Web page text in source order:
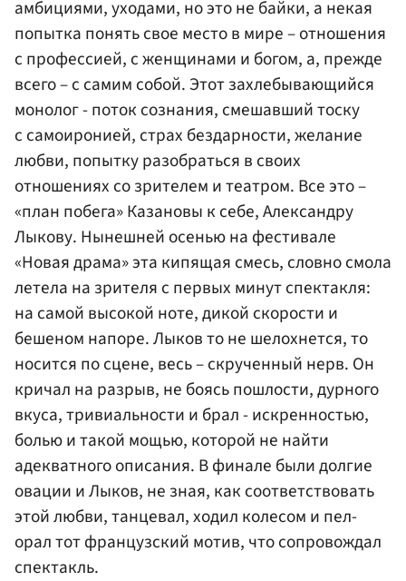
амбициями, уходами, но это не байки, а некая
попытка понять свое место в мире – отношения
с профессией, с женщинами и богом, а, прежде
всего – с самим собой. Этот захлебывающийся
монолог - поток сознания, смешавший тоску
с самоиронией, страх бездарности, желание
любви, попытку разобраться в своих
отношениях со зрителем и театром. Все это –
«план побега» Казановы к себе, Александру
Лыкову. Нынешней осенью на фестивале
«Новая драма» эта кипящая смесь, словно смола
летела на зрителя с первых минут спектакля:
на самой высокой ноте, дикой скорости и
бешеном напоре. Лыков то не шелохнется, то
носится по сцене, весь – скрученный нерв. Он
кричал на разрыв, не боясь пошлости, дурного
вкуса, тривиальности и брал - искренностью,
болью и такой мощью, которой не найти
адекватного описания. В финале были долгие
овации и Лыков, не зная, как соответствовать
этой любви, танцевал, ходил колесом и пел-
орал тот французский мотив, что сопровождал
спектакль.